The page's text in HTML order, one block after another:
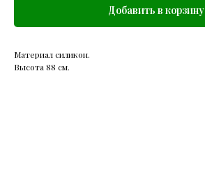
Добавить в корзину
Материал силикон.
Высота 88 см.